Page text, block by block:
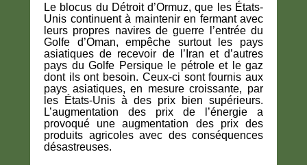
Le blocus du Détroit d’Ormuz, que les États-
Unis continuent à maintenir en fermant avec
leurs propres navires de guerre l’entrée du
Golfe d’Oman, empêche surtout les pays
asiatiques de recevoir de l’Iran et d’autres
pays du Golfe Persique le pétrole et le gaz
dont ils ont besoin. Ceux-ci sont fournis aux
pays asiatiques, en mesure croissante, par
les États-Unis à des prix bien supérieurs.
L’augmentation des prix de l’énergie a
provoqué une augmentation des prix des
produits agricoles avec des conséquences
désastreuses.